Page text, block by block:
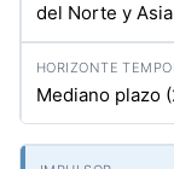
del Norte y
Mediano plazo